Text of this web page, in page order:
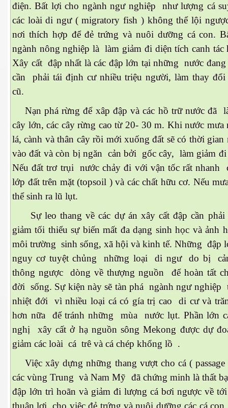
điện. Bất lợi cho ngành ngư nghiệp như lượng cá
các loài di ngư ( migratory fish ) không thể lội
nơi thích hợp để đẻ trứng và nuôi dưỡng cá con.
ngành nông nghiệp là làm giảm đi diện tích canh tác
Xây cất đập nhất là các đập lớn tại những nước đang
cần phải tái định cư nhiều triệu người, làm thay đổi
cũ.
Nạn phá rừng để xâp đập và các hồ trữ nước đã
cây lớn, các cây rừng cao từ 20- 30 m. Khi nước
lá, cành và thân cây rồi mới xuống đất sẽ có thời gian
vào đất và còn bị ngăn cản bởi gốc cây, làm giảm
Nếu đất trơ trụi nước chảy đi với vận tốc rất nhanh
lớp đất trên mặt (topsoil ) và các chất hữu cơ. Nếu
thể sinh ra lũ lụt.
Sự leo thang về các dự án xây cất đập cần
giảm tối thiểu sự biến mất đa dạng sinh học và ảnh
môi trường sinh sống, xã hội và kinh tế. Những đập
nguy cơ tuyệt chủng những loại di ngư do bị
thông ngược dòng về thượng nguồn để hoàn tất
đời sống. Sự kiện này sẽ tàn phá ngành ngư nghiệp
nhiệt đới vì nhiều loại cá có gía trị cao di cư và
hơn nữa để tránh những mùa nước lụt. Phần lớn
nghị xây cất ở hạ nguồn sông Mekong được dự
giảm các loài cá trê và cá chép khổng lồ .
Việc xây dựng những thang vượt cho cá ( passage
các vùng Trung và Nam Mỹ đã chứng minh là thất
đập lớn trì hoãn và giảm đi lượng cá bơi ngược về
thuận lợi cho việc đẻ trứng và nuôi dưỡng các cá
nay